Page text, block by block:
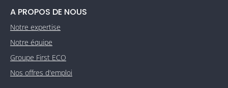
A PROPOS DE NOUS
Notre expertise
Notre équipe
Groupe First ECO
Nos offres d'emploi